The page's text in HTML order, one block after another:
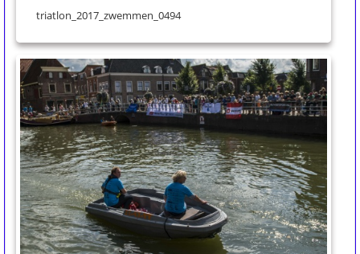
triatlon_2017_zwemmen_0494